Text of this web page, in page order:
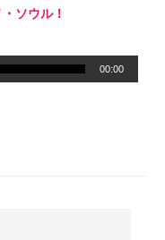
ソウル！
00:00